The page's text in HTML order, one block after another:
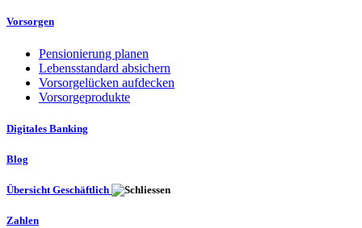
Vorsorgen
Pensionierung planen
Lebensstandard absichern
Vorsorgelücken aufdecken
Vorsorgeprodukte
Digitales Banking
Blog
Übersicht Geschäftlich
Zahlen